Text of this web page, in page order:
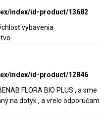
index/id-product/13682
vybavenia
index/id-product/12846
FLORA BIO PLUS , a sme
na dotyk , a vrelo odporúčam